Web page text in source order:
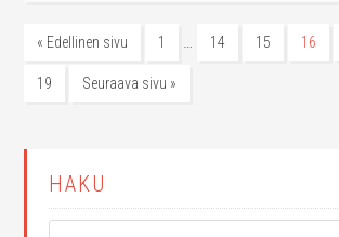
« Edellinen sivu 1 … 14 15 16
19 Seuraava sivu »
HAKU